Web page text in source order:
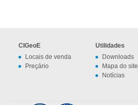
CIGeoE
Locais de venda
Preçário
Utilidades
Downloads
Mapa do site
Notícias